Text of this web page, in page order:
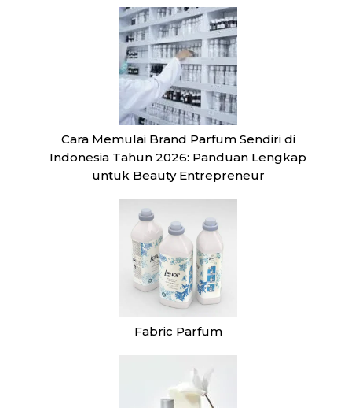
Cara Memulai Brand Parfum Sendiri di
Indonesia Tahun 2026: Panduan Lengkap
untuk Beauty Entrepreneur
Fabric Parfum